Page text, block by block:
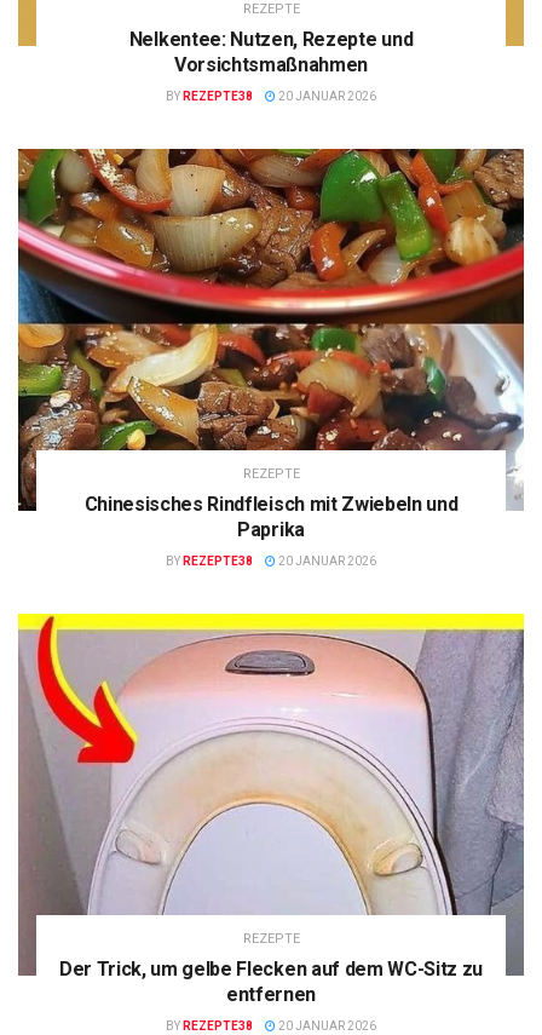
REZEPTE
Nelkentee: Nutzen, Rezepte und
Vorsichtsmaßnahmen
BY REZEPTE38 20 JANUAR 2026
REZEPTE
Chinesisches Rindfleisch mit Zwiebeln und
Paprika
BY REZEPTE38 20 JANUAR 2026
REZEPTE
Der Trick, um gelbe Flecken auf dem WC-Sitz zu
entfernen
BY REZEPTE38 20 JANUAR 2026